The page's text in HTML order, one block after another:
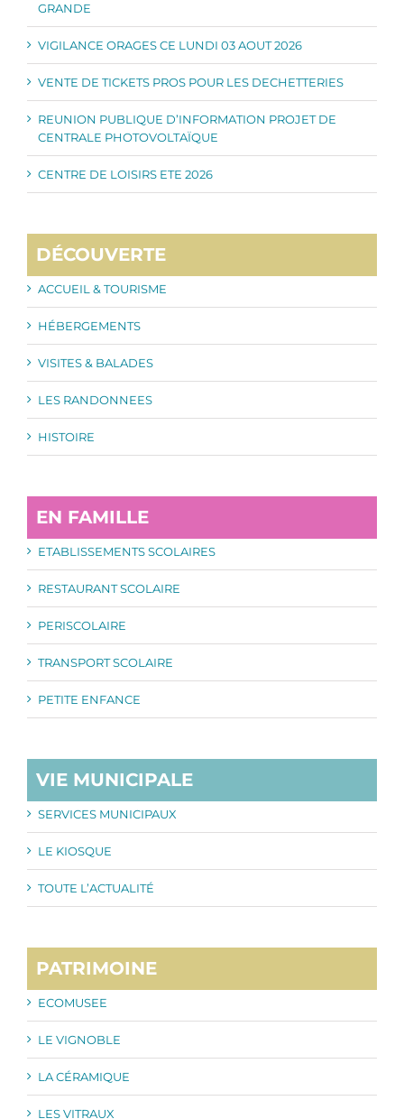
GRANDE
VIGILANCE ORAGES CE LUNDI 03 AOUT 2026
VENTE DE TICKETS PROS POUR LES DECHETTERIES
REUNION PUBLIQUE D’INFORMATION PROJET DE
CENTRALE PHOTOVOLTAÏQUE
CENTRE DE LOISIRS ETE 2026
DÉCOUVERTE
ACCUEIL & TOURISME
HÉBERGEMENTS
VISITES & BALADES
LES RANDONNEES
HISTOIRE
EN FAMILLE
ETABLISSEMENTS SCOLAIRES
RESTAURANT SCOLAIRE
PERISCOLAIRE
TRANSPORT SCOLAIRE
PETITE ENFANCE
VIE MUNICIPALE
SERVICES MUNICIPAUX
LE KIOSQUE
TOUTE L’ACTUALITÉ
PATRIMOINE
ECOMUSEE
LE VIGNOBLE
LA CÉRAMIQUE
LES VITRAUX